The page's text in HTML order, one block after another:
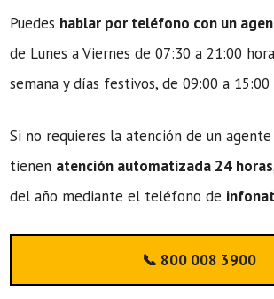
Puedes hablar por teléfono con un
de Lunes a Viernes de 07:30 a 21:00
semana y días festivos, de 09:00 a 15:00
Si no requieres la atención de un
tienen atención automatizada 24 horas
del año mediante el teléfono de
📞 800 008 3900